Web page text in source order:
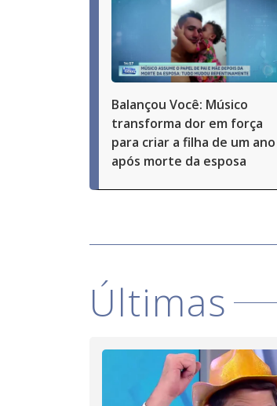
Balançou Você: Músico
transforma dor em força
para criar a filha de um ano
após morte da esposa
Últimas